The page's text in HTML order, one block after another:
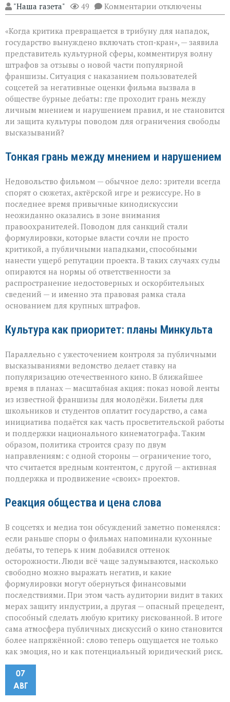
"Наша газета" 49 Комментарии к
записи
слова — не
безлимитный
тариф»:
споры
вокруг
отзывов
о
кино
отключены
«Когда критика превращается в трибуну для нападок,
государство вынуждено включать стоп‑кран», — заявила
представитель культурной сферы, комментируя волну
штрафов за отзывы о новой части популярной
франшизы. Ситуация с наказанием пользователей
соцсетей за негативные оценки фильма вызвала в
обществе бурные дебаты: где проходит грань между
личным мнением и нарушением правил, и не становится
ли защита культуры поводом для ограничения свободы
высказываний?
Тонкая грань между мнением и нарушением
Недовольство фильмом — обычное дело: зрители всегда
спорят о сюжетах, актёрской игре и режиссуре. Но в
последнее время привычные кинодискуссии
неожиданно оказались в зоне внимания
правоохранителей. Поводом для санкций стали
формулировки, которые власти сочли не просто
критикой, а публичными нападками, способными
нанести ущерб репутации проекта. В таких случаях суды
опираются на нормы об ответственности за
распространение недостоверных и оскорбительных
сведений — и именно эта правовая рамка стала
основанием для крупных штрафов.
Культура как приоритет: планы Минкульта
Параллельно с ужесточением контроля за публичными
высказываниями ведомство делает ставку на
популяризацию отечественного кино. В ближайшее
время в планах — масштабная акция: показ новой ленты
из известной франшизы для молодёжи. Билеты для
школьников и студентов оплатит государство, а сама
инициатива подаётся как часть просветительской работы
и поддержки национального кинематографа. Таким
образом, политика строится сразу по двум
направлениям: с одной стороны — ограничение того,
что считается вредным контентом, с другой — активная
поддержка и продвижение «своих» проектов.
Реакция общества и цена слова
В соцсетях и медиа тон обсуждений заметно поменялся:
если раньше споры о фильмах напоминали кухонные
дебаты, то теперь к ним добавился оттенок
осторожности. Люди всё чаще задумываются, насколько
свободно можно выражать негатив, и какие
формулировки могут обернуться финансовыми
последствиями. При этом часть аудитории видит в таких
мерах защиту индустрии, а другая — опасный прецедент,
способный сделать любую критику рискованной. В итоге
сама атмосфера публичных дискуссий о кино становится
более напряжённой: слово теперь ощущается не только
как эмоция, но и как потенциальный юридический риск.
07
АВГ